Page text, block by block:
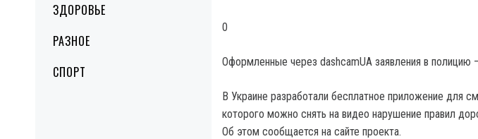
ЗДОРОВЬЕ
РАЗНОЕ
СПОРТ
0
Оформленные через dashcamUA заявления в полицию
В Украине разработали бесплатное приложение для
которого можно снять на видео нарушение правил
Об этом сообщается на сайте проекта.